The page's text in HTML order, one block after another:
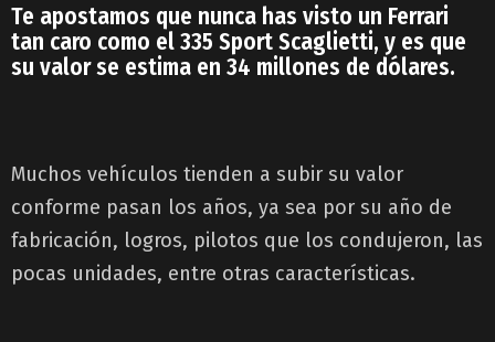
Te apostamos que nunca has visto un Ferrari
tan caro como el 335 Sport Scaglietti, y es que
su valor se estima en 34 millones de dólares.
Muchos vehículos tienden a subir su valor
conforme pasan los años, ya sea por su año de
fabricación, logros, pilotos que los condujeron, las
pocas unidades, entre otras características.